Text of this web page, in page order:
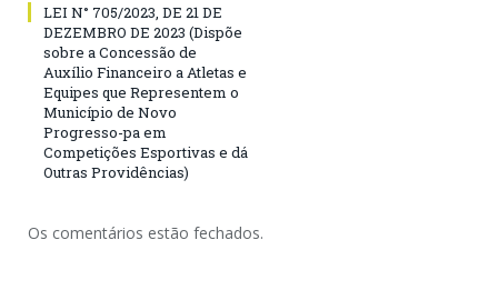
LEI N° 705/2023, DE 21 DE
DEZEMBRO DE 2023 (Dispõe
sobre a Concessão de
Auxílio Financeiro a Atletas e
Equipes que Representem o
Município de Novo
Progresso-pa em
Competições Esportivas e dá
Outras Providências)
Os comentários estão fechados.